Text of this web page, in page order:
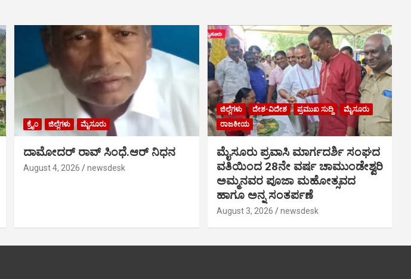
ಕ್ರೈಂ ಜಿಲ್ಲೆಗಳು ಮೈಸೂರು
ದಾಮೋದರ್ ರಾವ್ ಸಿಂಧೆ.ಆರ್ ನಿಧನ
August 4, 2026 newsdesk
ಜಿಲ್ಲೆಗಳು ದೇಶ-ವಿದೇಶ ಪ್ರಮುಖ ಸುದ್ದಿ
ಮೈಸೂರು
ರಾಜಕೀಯ
ಮೈಸೂರು ಪ್ರವಾಸಿ ಮಾರ್ಗದರ್ಶಿ ಸಂಘದ
ವತಿಯಿಂದ 28ನೇ ವರ್ಷ ಚಾಮುಂಡೇಶ್ವರಿ
ಅಮ್ಮನವರ ಪೂಜಾ ಮಹೋತ್ಸವದ
ಹಾಗೂ ಅನ್ನ ಸಂತರ್ಪಣೆ
August 3, 2026 newsdesk